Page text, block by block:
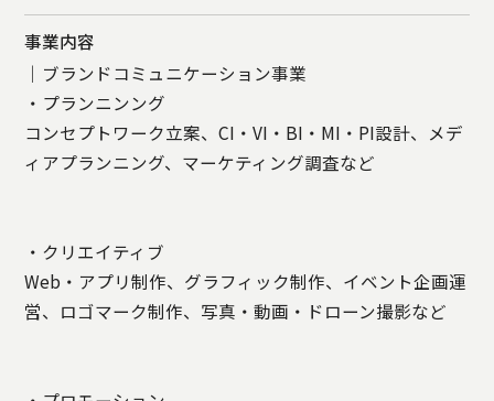
事業内容
｜ブランドコミュニケーション事業
・プランニンング
コンセプトワーク立案、CI・VI・BI・MI・PI設計、メデ
ィアプランニング、マーケティング調査など
・クリエイティブ
Web・アプリ制作、グラフィック制作、イベント企画運
営、ロゴマーク制作、写真・動画・ドローン撮影など